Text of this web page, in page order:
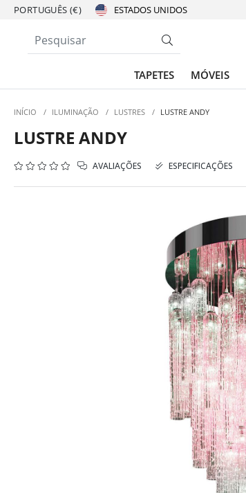
PORTUGUÊS (€)
TAPETES MÓVEIS
INÍCIO / ILUMINAÇÃO / LUSTRES / LUSTRE ANDY
LUSTRE ANDY
AVALIAÇÕES ESPECIFICAÇÕES